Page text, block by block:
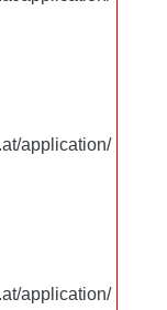
application/
application/
application/
application/